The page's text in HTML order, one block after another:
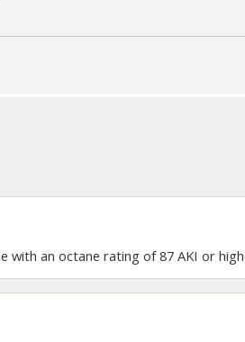
with an octane rating of 87 AKI or